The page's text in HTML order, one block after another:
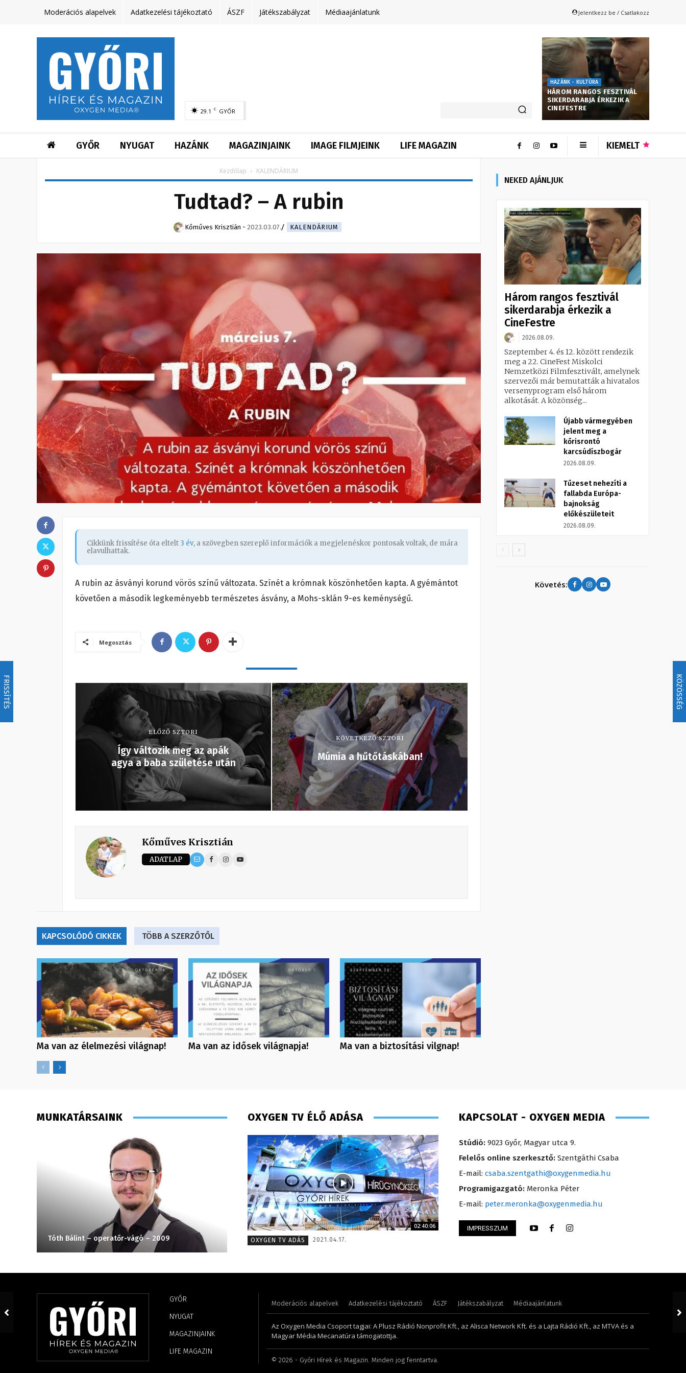
FRISSÍTÉS KÖZÖSSÉG
Moderációs alapelvek Adatkezelési tájékoztató ÁSZF Játékszabályzat Médiaajánlatunk Jelentkezz be / Csatlakozz
29.1 C GYŐR
HAZÁNK - KULTÚRA
HÁROM RANGOS FESZTIVÁL
SIKERDARABJA ÉRKEZIK A
CINEFESTRE
GYŐR NYUGAT HAZÁNK MAGAZINJAINK IMAGE FILMJEINK LIFE MAGAZIN KIEMELT
Kezdőlap KALENDÁRIUM
Tudtad? – A rubin
Kőműves Krisztián - 2023.03.07. KALENDÁRIUM
Cikkünk frissítése óta eltelt 3 év, a szövegben szereplő információk a megjelenéskor pontosak voltak, de mára
elavulhattak.
A rubin az ásványi korund vörös színű változata. Színét a krómnak köszönhetően kapta. A gyémántot
követően a második legkeményebb természetes ásvány, a Mohs-sklán 9-es keménységű.
Megosztás
ELŐZŐ SZTORI
Így változik meg az apák
agya a baba születése után
KÖVETKEZŐ SZTORI
Múmia a hűtőtáskában!
Kőműves Krisztián
ADATLAP
KAPCSOLÓDÓ CIKKEK TÖBB A SZERZŐTŐL
Ma van az élelmezési világnap! Ma van az idősek világnapja! Ma van a biztosítási vilgnap!
NEKED AJÁNLJUK
Három rangos fesztivál
sikerdarabja érkezik a
CineFestre
2026.08.09.
Szeptember 4. és 12. között rendezik
meg a 22. CineFest Miskolci
Nemzetközi Filmfesztivált, amelynek
szervezői már bemutatták a hivatalos
versenyprogram első három
alkotását. A közönség...
Újabb vármegyében
jelent meg a
kőrisrontó
karcsúdíszbogár
2026.08.09.
Tűzeset nehezíti a
fallabda Európa-
bajnokság
előkészületeit
2026.08.09.
Követés:
MUNKATÁRSAINK
Tóth Bálint – operatőr-vágó – 2009 Torma Anikó – irodavezető – 2008 Kőműves Krisztián – programozó, technikus
OXYGEN TV ÉLŐ ADÁSA
02:40:06
OXYGEN TV ADÁS
2021.04.17.
KAPCSOLAT - OXYGEN MEDIA
Stúdió: 9023 Győr, Magyar utca 9.
Felelős online szerkesztő: Szentgáthi Csaba
E-mail: csaba.szentgathi@oxygenmedia.hu
Programigazgató: Meronka Péter
E-mail: peter.meronka@oxygenmedia.hu
IMPRESSZUM
GYŐR
NYUGAT
MAGAZINJAINK
LIFE MAGAZIN
Moderációs alapelvek Adatkezelési tájékoztató ÁSZF Játékszabályzat Médiaajánlatunk
Az Oxygen Media Csoport tagjai: A Plusz Rádió Nonprofit Kft., az Alisca Network Kft. és a Lajta Rádió Kft., az MTVA és a
Magyar Média Mecanatúra támogatottja.
© 2026 - Győri Hírek és Magazin. Minden jog fenntartva.